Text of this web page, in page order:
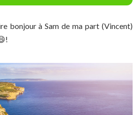
bonjour à Sam de ma part (Vincent)